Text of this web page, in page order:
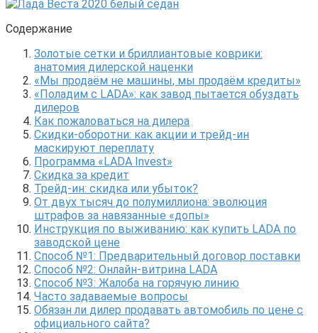
Содержание
Золотые сетки и бриллиантовые коврики:
анатомия дилерской наценки
«Мы продаём не машины, мы продаём кредиты»
«Поладим с LADA»: как завод пытается обуздать
дилеров
Как пожаловаться на дилера
Скидки-оборотни: как акции и трейд-ин
маскируют переплату
Программа «LADA Invest»
Скидка за кредит
Трейд-ин: скидка или убыток?
От двух тысяч до полумиллиона: эволюция
штрафов за навязанные «допы»
Инструкция по выживанию: как купить LADA по
заводской цене
Способ №1: Предварительный договор поставки
Способ №2: Онлайн-витрина LADA
Способ №3: Жалоба на горячую линию
Часто задаваемые вопросы
Обязан ли дилер продавать автомобиль по цене с
официального сайта?